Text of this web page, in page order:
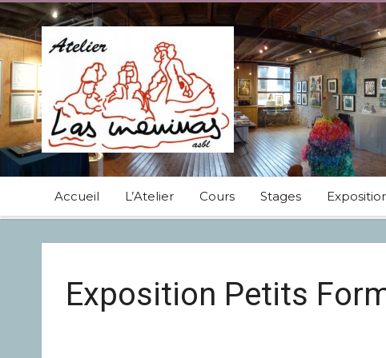
Accueil L’Atelier Cours Stages
Exposition Petits